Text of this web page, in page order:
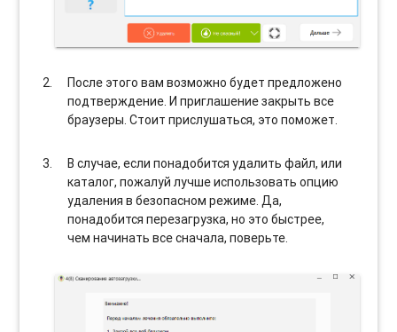
После этого вам возможно будет предложено
подтверждение. И приглашение закрыть все
браузеры. Стоит прислушаться, это поможет.
В случае, если понадобится удалить файл, или
каталог, пожалуй лучше использовать опцию
удаления в безопасном режиме. Да,
понадобится перезагрузка, но это быстрее,
чем начинать все сначала, поверьте.